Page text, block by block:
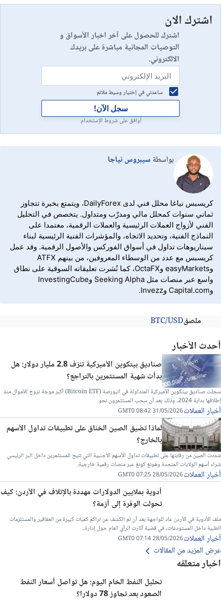
اشترك الان
اشترك للحصول على آخر اخبار الأسواق و
التوصيات المجانية مباشرة على بريدك
الالكتروني.
ساعدني في إختيار وسيط ملائم
سجل الآن!
أوافق على شروط الإستخدام.
بواسطةسيبروس نياجا
كريسبس نياغا محلل فني لدى DailyForex، ويتمتع بخبرة تتجاوز
ثماني سنوات كمحلل مالي ومدرّب ومتداول. يتخصص في التحليل
الفني لأزواج العملات الرئيسية والعملات الرقمية، معتمدا على
النماذج الفنية، وتحديد الاتجاه، والمؤشرات الفنية الرئيسية لبناء
سيناريوهات تداول في أسواق الفوركس والأصول الرقمية. وقد عمل
كريسبس مع عدد من الوسطاء المعروفين، من بينهم ATFX
وeasyMarkets وOctaFX، كما نُشرت تعليقاته السوقية على نطاق
واسع عبر منصات مثل Seeking Alpha وInvestingCube
وCapital.com وInvezz.
ملصقBTC/USD
أحدث الأخبار
صناديق بيتكوين الأميركية تنزف 2.8 مليار دولار: هل
بدأت شهية المستثمرين بالتراجع؟
سجلت صناديق بيتكوين الأميركية المتداولة في البورصة (Bitcoin ETF) أكبر موجة نزوح للأموال منذ
إطلاقها بداية 2024، وذلك بعد أن سحب المستثمرون نحو.
أخبار العملات31/05/2026 08:42 GMT0
لماذا تضيق الصين الخناق على تطبيقات تداول الأسهم
بالخارج؟
شددت الصين من رقابتها على تطبيقات تداول الأسهم الأجنبية التي تتيح للمستثمرين داخل البر الرئيسي
شراء أسهم الولايات المتحدة وهونغ كونغ عبر منصات رقمية خارجية.
أخبار العملات28/05/2026 07:25 GMT0
أدوية بملايين الدولارات مهددة بالإتلاف في الأردن: كيف
تحولت الوفرة إلى أزمة؟
ملف الأدوية في الأردن عاد للواجهة بعد أن تم الكشف عن تراكم كميات كبيرة من العقاقير والمستلزمات
الطبية داخل المستودعات، في قضية أثارت الرأي العام حول إدارة...
أخبار العملات28/05/2026 07:14 GMT0
عرض المزيد من المقالات
اخبار متعلقه
تحليل النفط الخام اليوم: هل تواصل أسعار النفط
الصعود بعد تجاوز 78 دولارا؟